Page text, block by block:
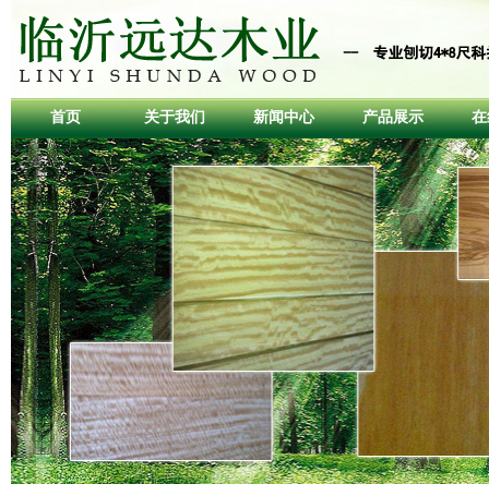
首页 关于我们 新闻中心 产品展示